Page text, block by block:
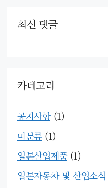
최신 댓글
카테고리
공지사항(1)
미분류(1)
일본산업제품(1)
일본자동차 및 산업소식